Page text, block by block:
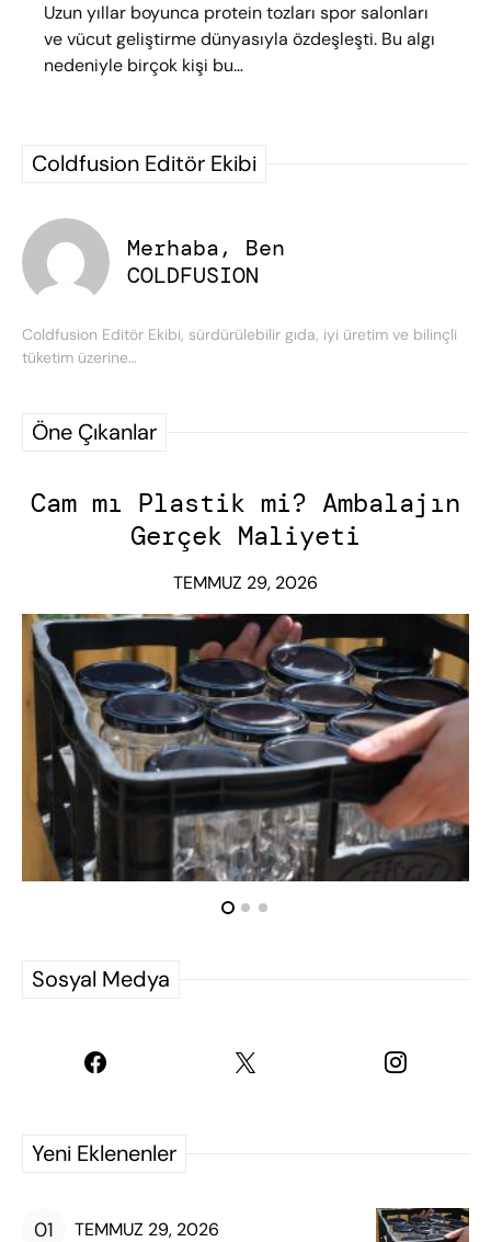
Uzun yıllar boyunca protein tozları spor salonları
ve vücut geliştirme dünyasıyla özdeşleşti. Bu algı
nedeniyle birçok kişi bu…
Coldfusion Editör Ekibi
Merhaba, Ben
COLDFUSION
Coldfusion Editör Ekibi, sürdürülebilir gıda, iyi üretim ve bilinçli
tüketim üzerine…
Öne Çıkanlar
Cam mı Plastik mi? Ambalajın
Gerçek Maliyeti
TEMMUZ 29, 2026
Sosyal Medya
Yeni Eklenenler
TEMMUZ 29, 2026